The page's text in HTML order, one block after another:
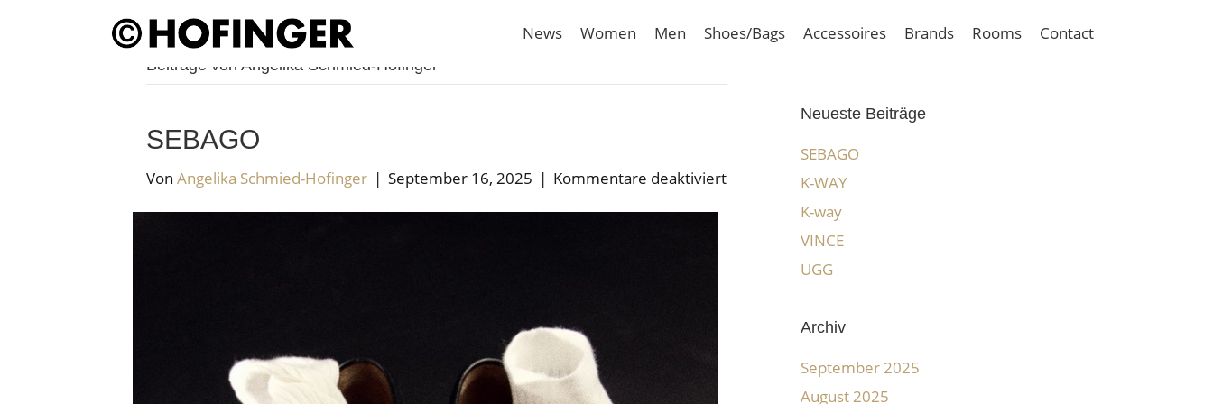
News Women Men Shoes/Bags Accessoires Brands Rooms Contact
Beiträge von Angelika Schmied-Hofinger
SEBAGO
Von Angelika Schmied-Hofinger | September 16, 2025 | Kommentare deaktiviertfür
Neueste Beiträge
SEBAGO
K-WAY
K-way
VINCE
UGG
Archiv
September 2025
August 2025